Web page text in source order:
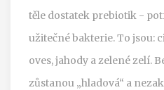
těle dostatek prebiotik -
užitečné bakterie. To jsou:
oves, jahody a zelené zelí.
zůstanou „hladová“ a